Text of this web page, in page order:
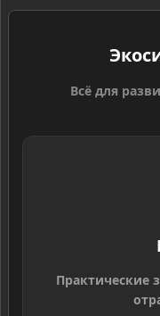
Всё для
Практические